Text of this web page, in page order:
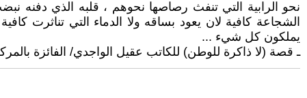
نحو الرابية التي تنفث رصاصها نحوهم ، قلبه الذي
الشجاعة كافية لان يعود بساقه ولا الدماء التي تناثرت
يملكون كل شيء ...
ـ قصة (لا ذاكرة للوطن) للكاتب عقيل الواجدي/ الفائزة